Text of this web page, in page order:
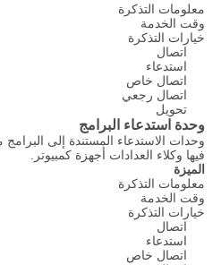
معلومات التذكرة
وقت الخدمة
خيارات التذكرة
اتصال
استدعاء
اتصال خاص
اتصال رجعي
تحويل
وحدة استدعاء البرامج
وحدات الاستدعاء المستندة إلى البرامج
فيها وكلاء العدادات أجهزة كمبيوتر.
الميزة
معلومات التذكرة
وقت الخدمة
خيارات التذكرة
اتصال
استدعاء
اتصال خاص